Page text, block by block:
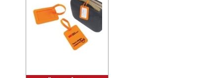
ALTLIKLARI